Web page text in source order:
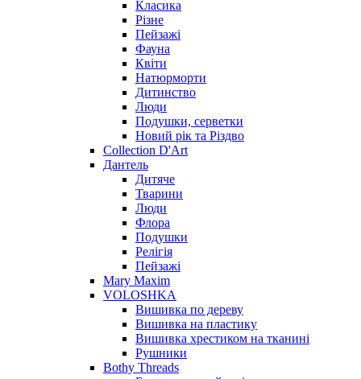
Класика
Різне
Пейзажі
Фауна
Квіти
Натюрморти
Дитинство
Люди
Подушки, серветки
Новий рік та Різдво
Collection D'Art
Дантель
Дитяче
Тварини
Люди
Флора
Подушки
Релігія
Пейзажі
Mary Maxim
VOLOSHKA
Вишивка по дереву
Вишивка на пластику
Вишивка хрестиком на тканині
Рушники
Bothy Threads